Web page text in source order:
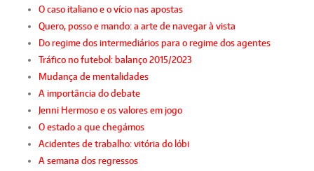
O caso italiano e o vício nas apostas
Quero, posso e mando: a arte de navegar à vista
Do regime dos intermediários para o regime dos agentes
Tráfico no futebol: balanço 2015/2023
Mudança de mentalidades
A importância do debate
Jenni Hermoso e os valores em jogo
O estado a que chegámos
Acidentes de trabalho: vitória do lóbi
A semana dos regressos